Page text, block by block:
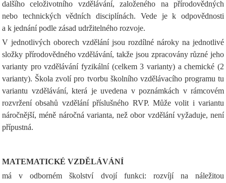
dalšího celoživotního vzdělávání, založeného na přírodovědných
nebo technických vědních disciplínách. Vede je k odpovědnosti
a k jednání podle zásad udržitelného rozvoje.
V jednotlivých oborech vzdělání jsou rozdílné nároky na jednotlivé
složky přírodovědného vzdělávání, takže jsou zpracovány různé jeho
varianty pro vzdělávání fyzikální (celkem 3 varianty) a chemické (2
varianty). Škola zvolí pro tvorbu školního vzdělávacího programu tu
variantu vzdělávání, která je uvedena v poznámkách v rámcovém
rozvržení obsahů vzdělání příslušného RVP. Může volit i variantu
náročnější, méně náročná varianta, než obor vzdělání vyžaduje, není
přípustná.
MATEMATICKÉ VZDĚLÁVÁNÍ
má v odborném školství dvojí funkci: rozvíjí na náležitou